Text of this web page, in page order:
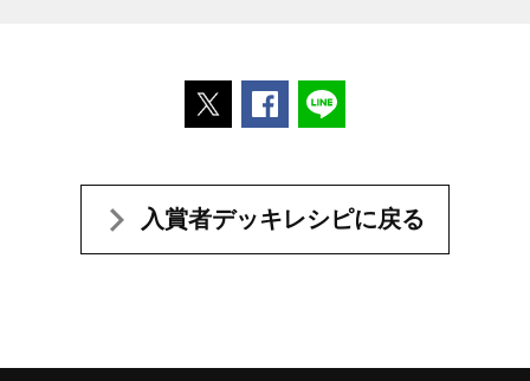
ポストするFacebookでシェアする
入賞者デッキレシピに戻る